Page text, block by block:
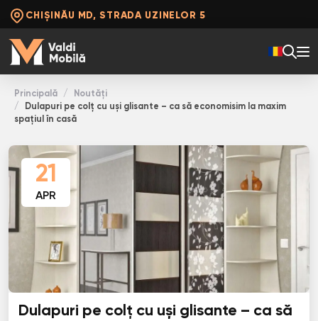
CHIȘINĂU MD, STRADA UZINELOR 5
Principală
Noutăți
Dulapuri pe colț cu uși glisante – ca să economisim la maxim
spațiul în casă
21
APR
Dulapuri pe colț cu uși glisante – ca să